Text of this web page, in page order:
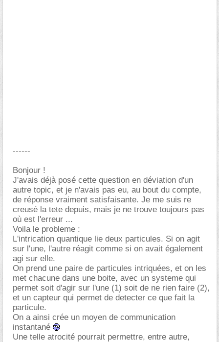
------
Bonjour !
J'avais déjà posé cette question en déviation d'un
autre topic, et je n'avais pas eu, au bout du compte,
de réponse vraiment satisfaisante. Je me suis re
creusé la tete depuis, mais je ne trouve toujours pas
où est l'erreur ...
Voila le probleme :
L'intrication quantique lie deux particules. Si on agit
sur l'une, l'autre réagit comme si on avait également
agi sur elle.
On prend une paire de particules intriquées, et on les
met chacune dans une boite, avec un systeme qui
permet soit d'agir sur l'une (1) soit de ne rien faire (2),
et un capteur qui permet de detecter ce que fait la
particule.
On a ainsi crée un moyen de communication
instantané
Une telle atrocité pourrait permettre, entre autre,